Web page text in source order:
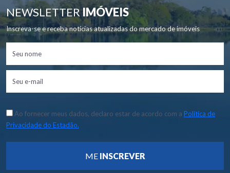
NEWSLETTERIMÓVEIS
Inscreva-se e receba notícias atualizadas do mercado de imóveis
Ao fornecer meus dados, declaro estar de acordo com a Política de
Privacidade do Estadão.
ME INSCREVER